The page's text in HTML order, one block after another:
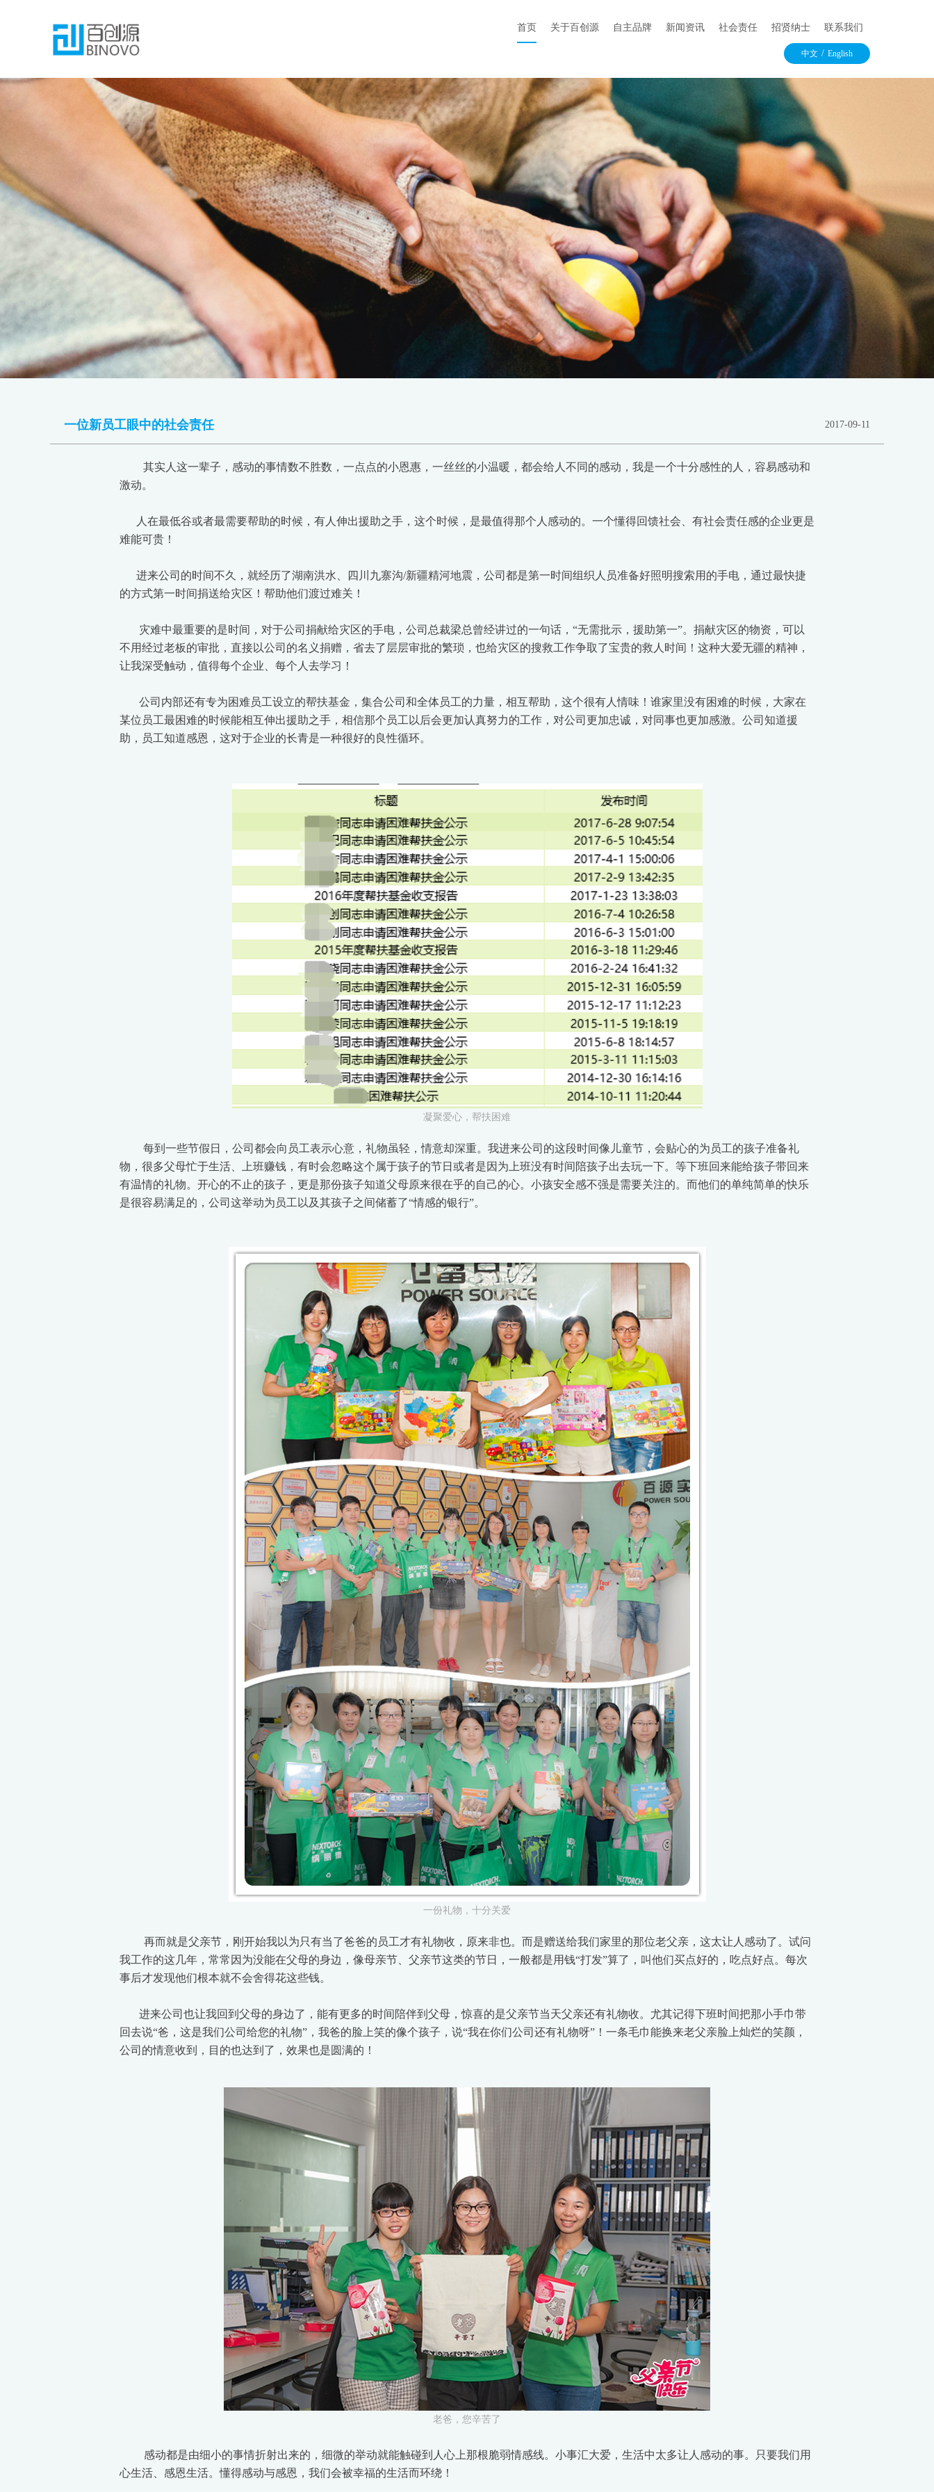
首页 关于百创源 自主品牌 新闻资讯 社会责任 招贤纳士 联系我们
中文 / English
一位新员工眼中的社会责任 2017-09-11
其实人这一辈子，感动的事情数不胜数，一点点的小恩惠，一丝丝的小温暖，都会给人不同的感动，我是一个十分感性的人，容易感动和
激动。
人在最低谷或者最需要帮助的时候，有人伸出援助之手，这个时候，是最值得那个人感动的。一个懂得回馈社会、有社会责任感的企业更是
难能可贵！
进来公司的时间不久，就经历了湖南洪水、四川九寨沟/新疆精河地震，公司都是第一时间组织人员准备好照明搜索用的手电，通过最快捷
的方式第一时间捐送给灾区！帮助他们渡过难关！
灾难中最重要的是时间，对于公司捐献给灾区的手电，公司总裁梁总曾经讲过的一句话，“无需批示，援助第一”。捐献灾区的物资，可以
不用经过老板的审批，直接以公司的名义捐赠，省去了层层审批的繁琐，也给灾区的搜救工作争取了宝贵的救人时间！这种大爱无疆的精神，
让我深受触动，值得每个企业、每个人去学习！
公司内部还有专为困难员工设立的帮扶基金，集合公司和全体员工的力量，相互帮助，这个很有人情味！谁家里没有困难的时候，大家在
某位员工最困难的时候能相互伸出援助之手，相信那个员工以后会更加认真努力的工作，对公司更加忠诚，对同事也更加感激。公司知道援
助，员工知道感恩，这对于企业的长青是一种很好的良性循环。
凝聚爱心，帮扶困难
每到一些节假日，公司都会向员工表示心意，礼物虽轻，情意却深重。我进来公司的这段时间像儿童节，会贴心的为员工的孩子准备礼
物，很多父母忙于生活、上班赚钱，有时会忽略这个属于孩子的节日或者是因为上班没有时间陪孩子出去玩一下。等下班回来能给孩子带回来
有温情的礼物。开心的不止的孩子，更是那份孩子知道父母原来很在乎的自己的心。小孩安全感不强是需要关注的。而他们的单纯简单的快乐
是很容易满足的，公司这举动为员工以及其孩子之间储蓄了“情感的银行”。
一份礼物，十分关爱
再而就是父亲节，刚开始我以为只有当了爸爸的员工才有礼物收，原来非也。而是赠送给我们家里的那位老父亲，这太让人感动了。试问
我工作的这几年，常常因为没能在父母的身边，像母亲节、父亲节这类的节日，一般都是用钱“打发”算了，叫他们买点好的，吃点好点。每次
事后才发现他们根本就不会舍得花这些钱。
进来公司也让我回到父母的身边了，能有更多的时间陪伴到父母，惊喜的是父亲节当天父亲还有礼物收。尤其记得下班时间把那小手巾带
回去说“爸，这是我们公司给您的礼物”，我爸的脸上笑的像个孩子，说“我在你们公司还有礼物呀”！一条毛巾能换来老父亲脸上灿烂的笑颜，
公司的情意收到，目的也达到了，效果也是圆满的！
老爸，您辛苦了
感动都是由细小的事情折射出来的，细微的举动就能触碰到人心上那根脆弱情感线。小事汇大爱，生活中太多让人感动的事。只要我们用
心生活、感恩生活。懂得感动与感恩，我们会被幸福的生活而环绕！